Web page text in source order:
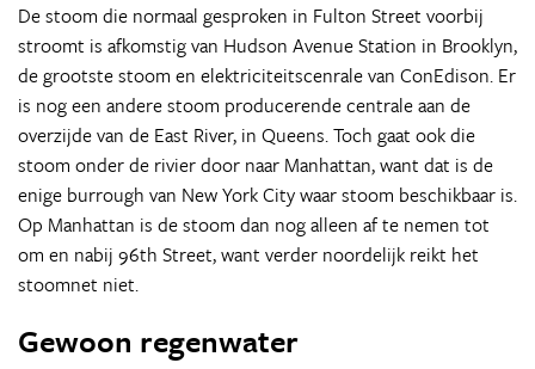
De stoom die normaal gesproken in Fulton Street voorbij
stroomt is afkomstig van Hudson Avenue Station in Brooklyn,
de grootste stoom en elektriciteitscenrale van ConEdison. Er
is nog een andere stoom producerende centrale aan de
overzijde van de East River, in Queens. Toch gaat ook die
stoom onder de rivier door naar Manhattan, want dat is de
enige burrough van New York City waar stoom beschikbaar is.
Op Manhattan is de stoom dan nog alleen af te nemen tot
om en nabij 96th Street, want verder noordelijk reikt het
stoomnet niet.
Gewoon regenwater